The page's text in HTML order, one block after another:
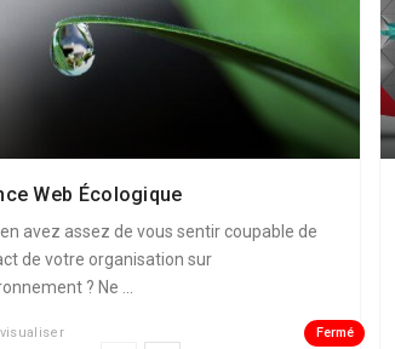
Web Écologique
avez assez de vous sentir coupable de
de votre organisation sur
? Ne ...
Fermé